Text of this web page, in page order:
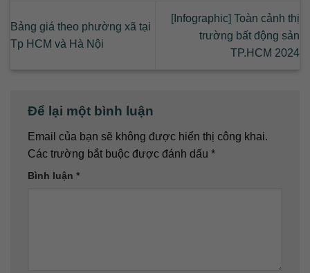
Bảng giá theo phường xã tại
Tp HCM và Hà Nội
[Infographic] Toàn cảnh thị
trường bất động sản
TP.HCM 2024
Để lại một bình luận
Email của bạn sẽ không được hiển thị công khai.
Các trường bắt buộc được đánh dấu *
Bình luận *